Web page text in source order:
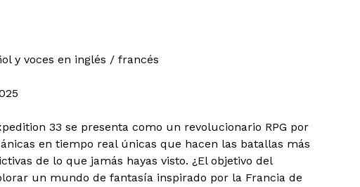
y voces en inglés / francés
33 se presenta como un revolucionario RPG por
en tiempo real únicas que hacen las batallas más
de lo que jamás hayas visto. ¿El objetivo del
un mundo de fantasía inspirado por la Francia de